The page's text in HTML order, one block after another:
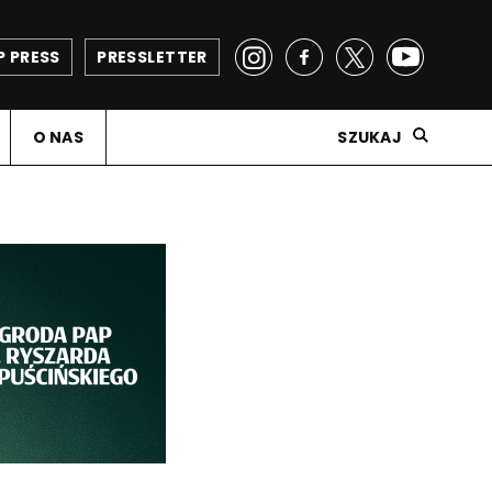
PRESSLETTER
PRESS
O NAS SZUKAJ